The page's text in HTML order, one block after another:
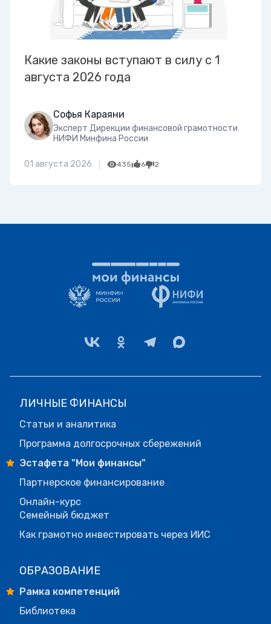
Какие законы вступают в силу с 1
августа 2026 года
Софья Караяни
Эксперт Дирекции финансовой грамотности
НИФИ Минфина России
01 августа 2026 435 6 2
ЛИЧНЫЕ ФИНАНСЫ
Статьи и аналитика
Программа долгосрочных сбережений
Эстафета "Мои финансы"
Партнерское финансирование
Онлайн-курс
Семейный бюджет
Как грамотно инвестировать через ИИС
ОБРАЗОВАНИЕ
Рамка компетенций
Библиотека